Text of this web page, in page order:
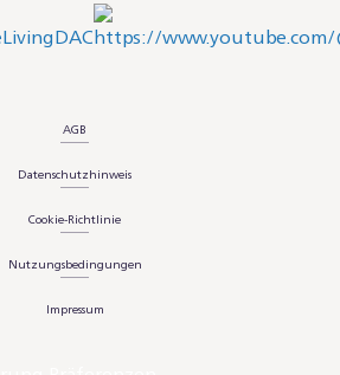
AGB
Datenschutzhinweis
Cookie-Richtlinie
Nutzungsbedingungen
Impressum